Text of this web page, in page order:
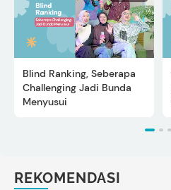
Blind Ranking, Seberapa
Challenging Jadi Bunda
Menyusui
REKOMENDASI